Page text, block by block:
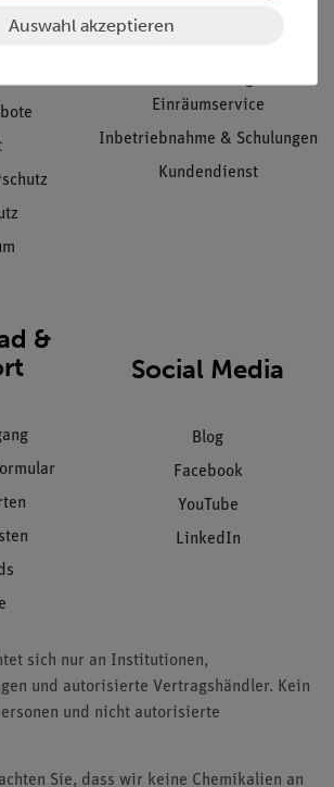
Einräumservice
Inbetriebnahme & Schulungen
Kundendienst
&
Social Media
Blog
Facebook
YouTube
LinkedIn
sich nur an Institutionen,
und autorisierte Vertragshändler. Kein
und nicht autorisierte
Sie, dass wir keine Chemikalien an
Auswahl akzeptieren